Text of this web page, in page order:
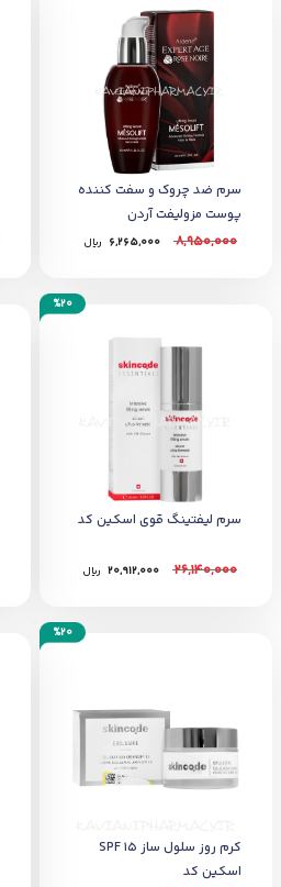
سرم ضد چروک و سفت کننده
پوست مزولیفت آردن
اکسپرتیج 40 میل
8,950,000
6,265,000 ﷼
%20
سرم لیفتینگ قوی اسکین کد
26,140,000
20,912,000 ﷼
%20
کرم روز سلول ساز SPF 15
اسکین کد